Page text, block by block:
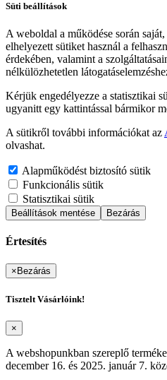
Süti beállítások
A weboldal a működése során
elhelyezett sütiket használ a
érdekében, valamint a
nélkülözhetetlen
Kérjük engedélyezze a statisztikai
ugyanitt egy kattintással bármikor
A sütikről további információkat az
olvashat.
Alapműködést biztosító sütik
Funkcionális sütik
Statisztikai sütik
Beállítások mentése Bezárás
Értesítés
× Bezárás
Tisztelt Vásárlóink!
×
A webshopunkban szereplő
december 16. és 2025. január 7.